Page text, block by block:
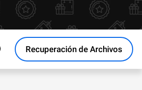
Recuperación de Archivos